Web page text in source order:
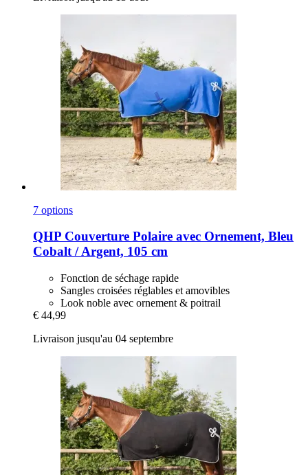
7 options
QHP Couverture Polaire avec Ornement, Bleu
Cobalt / Argent, 105 cm
Fonction de séchage rapide
Sangles croisées réglables et amovibles
Look noble avec ornement & poitrail
€ 44,99
Livraison jusqu'au 04 septembre